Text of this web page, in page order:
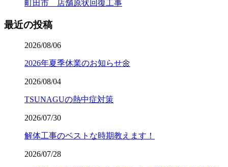
町田市 店舗原状回復工事
最近の投稿
2026/08/06
2026年夏季休業のお知らせ🌼
2026/08/04
TSUNAGUの熱中症対策
2026/07/30
解体工事のベストな時期教えます！
2026/07/28